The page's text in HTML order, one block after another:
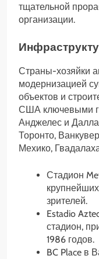
тщательной
организации.
Страны-хозяйки
модернизацией
объектов и
США ключевыми
Анджелес и
Торонто,
Мехико,
Стадион
зрителей.
Estadio
стадион,
1986 годов.
BC Place в